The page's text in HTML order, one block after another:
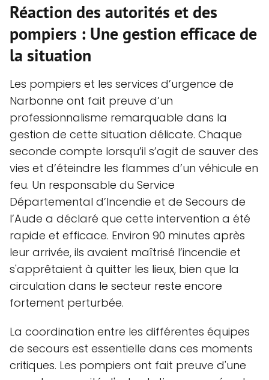
Réaction des autorités et des
pompiers : Une gestion efficace de
la situation
Les pompiers et les services d’urgence de
Narbonne ont fait preuve d’un
professionnalisme remarquable dans la
gestion de cette situation délicate. Chaque
seconde compte lorsqu’il s’agit de sauver des
vies et d’éteindre les flammes d’un véhicule en
feu. Un responsable du Service
Départemental d’Incendie et de Secours de
l’Aude a déclaré que cette intervention a été
rapide et efficace. Environ 90 minutes après
leur arrivée, ils avaient maîtrisé l’incendie et
s'apprêtaient à quitter les lieux, bien que la
circulation dans le secteur reste encore
fortement perturbée.
La coordination entre les différentes équipes
de secours est essentielle dans ces moments
critiques. Les pompiers ont fait preuve d'une